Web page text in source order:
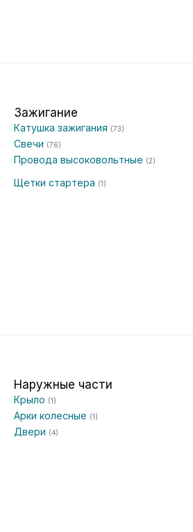
Зажигание
Катушка зажигания (73)
Свечи (76)
Провода высоковольтные (2)
Щетки стартера (1)
Наружные части
Крыло (1)
Арки колесные (1)
Двери (4)